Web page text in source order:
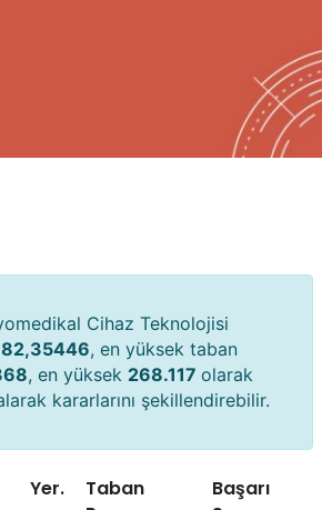
Cihaz Teknolojisi
, en yüksek taban
, en yüksek 268.117 olarak
kararlarını şekillendirebilir.
Yer.
Taban
Başarı